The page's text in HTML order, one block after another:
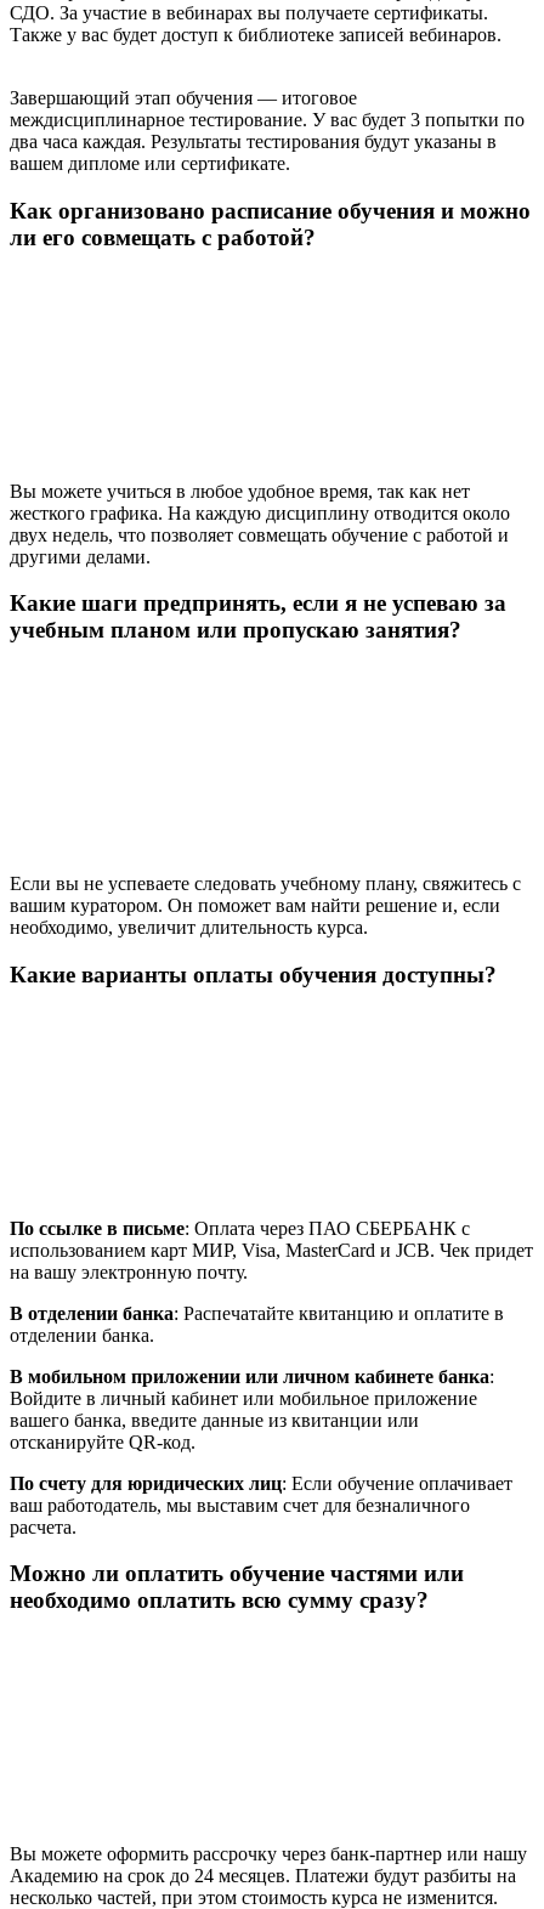
СДО. За участие в вебинарах вы получаете сертификаты.
Также у вас будет доступ к библиотеке записей вебинаров.
Завершающий этап обучения — итоговое
междисциплинарное тестирование. У вас будет 3 попытки по
два часа каждая. Результаты тестирования будут указаны в
вашем дипломе или сертификате.
Как организовано расписание обучения и можно
ли его совмещать с работой?
Вы можете учиться в любое удобное время, так как нет
жесткого графика. На каждую дисциплину отводится около
двух недель, что позволяет совмещать обучение с работой и
другими делами.
Какие шаги предпринять, если я не успеваю за
учебным планом или пропускаю занятия?
Если вы не успеваете следовать учебному плану, свяжитесь с
вашим куратором. Он поможет вам найти решение и, если
необходимо, увеличит длительность курса.
Какие варианты оплаты обучения доступны?
По ссылке в письме: Оплата через ПАО СБЕРБАНК с
использованием карт МИР, Visa, MasterCard и JCB. Чек придет
на вашу электронную почту.
В отделении банка: Распечатайте квитанцию и оплатите в
отделении банка.
В мобильном приложении или личном кабинете банка:
Войдите в личный кабинет или мобильное приложение
вашего банка, введите данные из квитанции или
отсканируйте QR-код.
По счету для юридических лиц: Если обучение оплачивает
ваш работодатель, мы выставим счет для безналичного
расчета.
Можно ли оплатить обучение частями или
необходимо оплатить всю сумму сразу?
Вы можете оформить рассрочку через банк-партнер или нашу
Академию на срок до 24 месяцев. Платежи будут разбиты на
несколько частей, при этом стоимость курса не изменится.